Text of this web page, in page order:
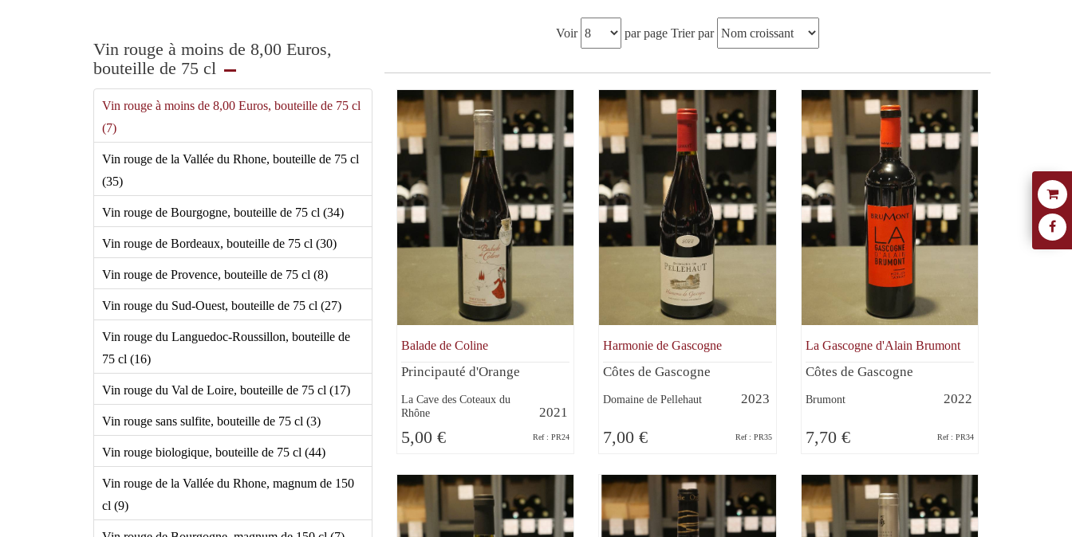
Vin rouge à moins de 8,00 Euros,
bouteille de 75 cl
Vin rouge à moins de 8,00 Euros, bouteille de 75 cl
(7)
Vin rouge de la Vallée du Rhone, bouteille de 75 cl
(35)
Vin rouge de Bourgogne, bouteille de 75 cl (34)
Vin rouge de Bordeaux, bouteille de 75 cl (30)
Vin rouge de Provence, bouteille de 75 cl (8)
Vin rouge du Sud-Ouest, bouteille de 75 cl (27)
Vin rouge du Languedoc-Roussillon, bouteille de
75 cl (16)
Vin rouge du Val de Loire, bouteille de 75 cl (17)
Vin rouge sans sulfite, bouteille de 75 cl (3)
Vin rouge biologique, bouteille de 75 cl (44)
Vin rouge de la Vallée du Rhone, magnum de 150
cl (9)
Voir par page Trier par
Balade de Coline
Principauté d'Orange
La Cave des Coteaux du
Rhône
2021
5,00 € Ref : PR24
Harmonie de Gascogne
Côtes de Gascogne
Domaine de Pellehaut 2023
7,00 € Ref : PR35
La Gascogne d'Alain Brumont
Côtes de Gascogne
Brumont 2022
7,70 € Ref : PR34